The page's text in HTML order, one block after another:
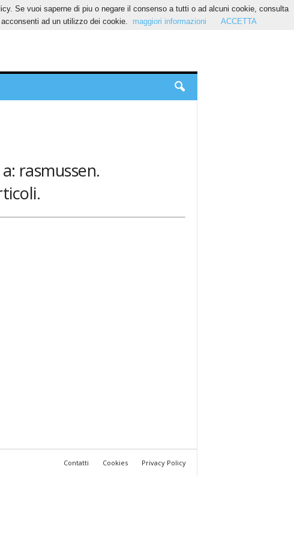
rasmussen.
Contatti Cookies Privacy Policy
Se vuoi saperne di piu o negare il consenso a tutti o ad alcuni cookie, consulta
ad un utilizzo dei cookie.
maggiori informazioni ACCETTA